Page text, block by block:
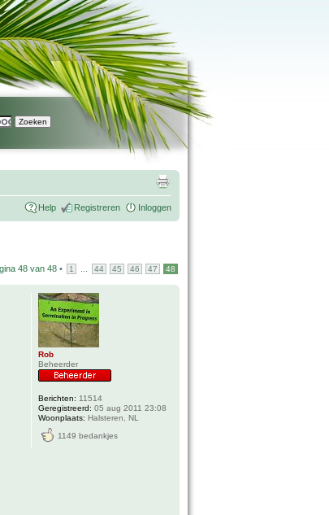
Help Registreren Inloggen
48 van 48 • 1 44 45 46 47 48
Rob
Beheerder
Berichten: 11514
Geregistreerd: 05 aug 2011 23:08
Woonplaats: Halsteren, NL
1149 bedankjes